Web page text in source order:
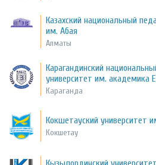
Казахский национальный
им. Абая
Алматы
Карагандинский
университет им. академика
Караганда
Кокшетауский университет
Кокшетау